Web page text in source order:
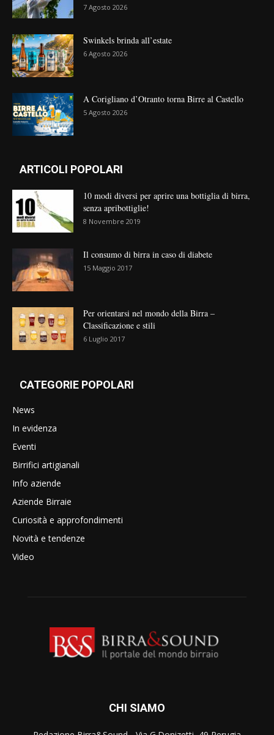
7 Agosto 2026
Swinkels brinda all’estate
6 Agosto 2026
A Corigliano d’Otranto torna Birre al Castello
5 Agosto 2026
ARTICOLI POPOLARI
10 modi diversi per aprire una bottiglia di birra,
senza apribottiglie!
8 Novembre 2019
Il consumo di birra in caso di diabete
15 Maggio 2017
Per orientarsi nel mondo della Birra –
Classificazione e stili
6 Luglio 2017
CATEGORIE POPOLARI
News
In evidenza
Eventi
Birrifici artigianali
Info aziende
Aziende Birraie
Curiosità e approfondimenti
Novità e tendenze
Video
CHI SIAMO